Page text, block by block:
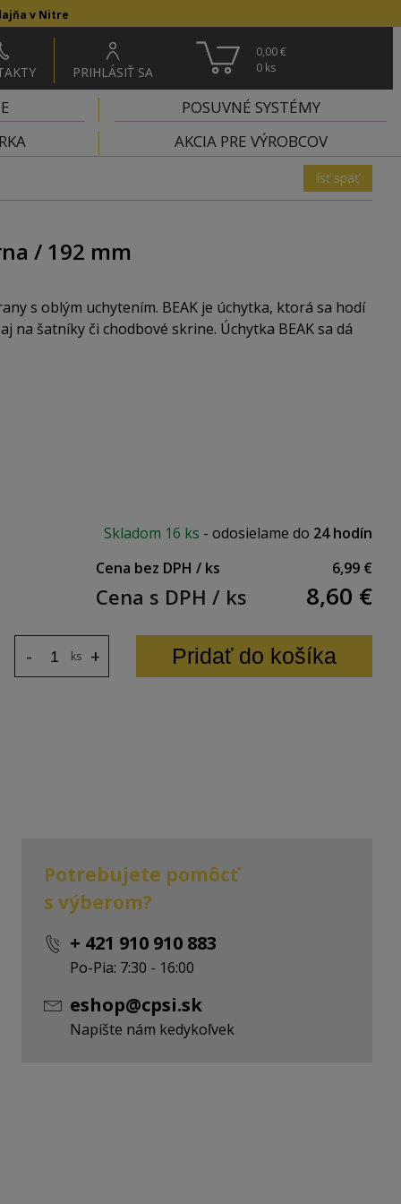
v Nitre
PRIHLÁSIŤ SA
0,00 €
0 ks
POSUVNÉ SYSTÉMY
AKCIA PRE VÝROBCOV
ísť späť
/ 192 mm
s oblým uchytením. BEAK je úchytka, ktorá sa hodí
na šatníky či chodbové skrine. Úchytka BEAK sa dá
Skladom 16 ks - odosielame do 24 hodín
Cena bez DPH / ks
6,99 €
Cena s DPH / ks 8,60 €
ks +
- Pridať do košíka
Potrebujete pomôcť
s výberom?
+ 421 910 910 883
Po-Pia: 7:30 - 16:00
eshop@cpsi.sk
Napíšte nám kedykoľvek